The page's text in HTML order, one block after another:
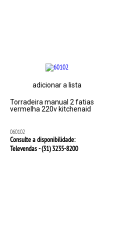
adicionar a lista
Torradeira manual 2 fatias
vermelha 220v kitchenaid
060102
Consulte a disponibilidade:
Televendas - (31)3235-8200